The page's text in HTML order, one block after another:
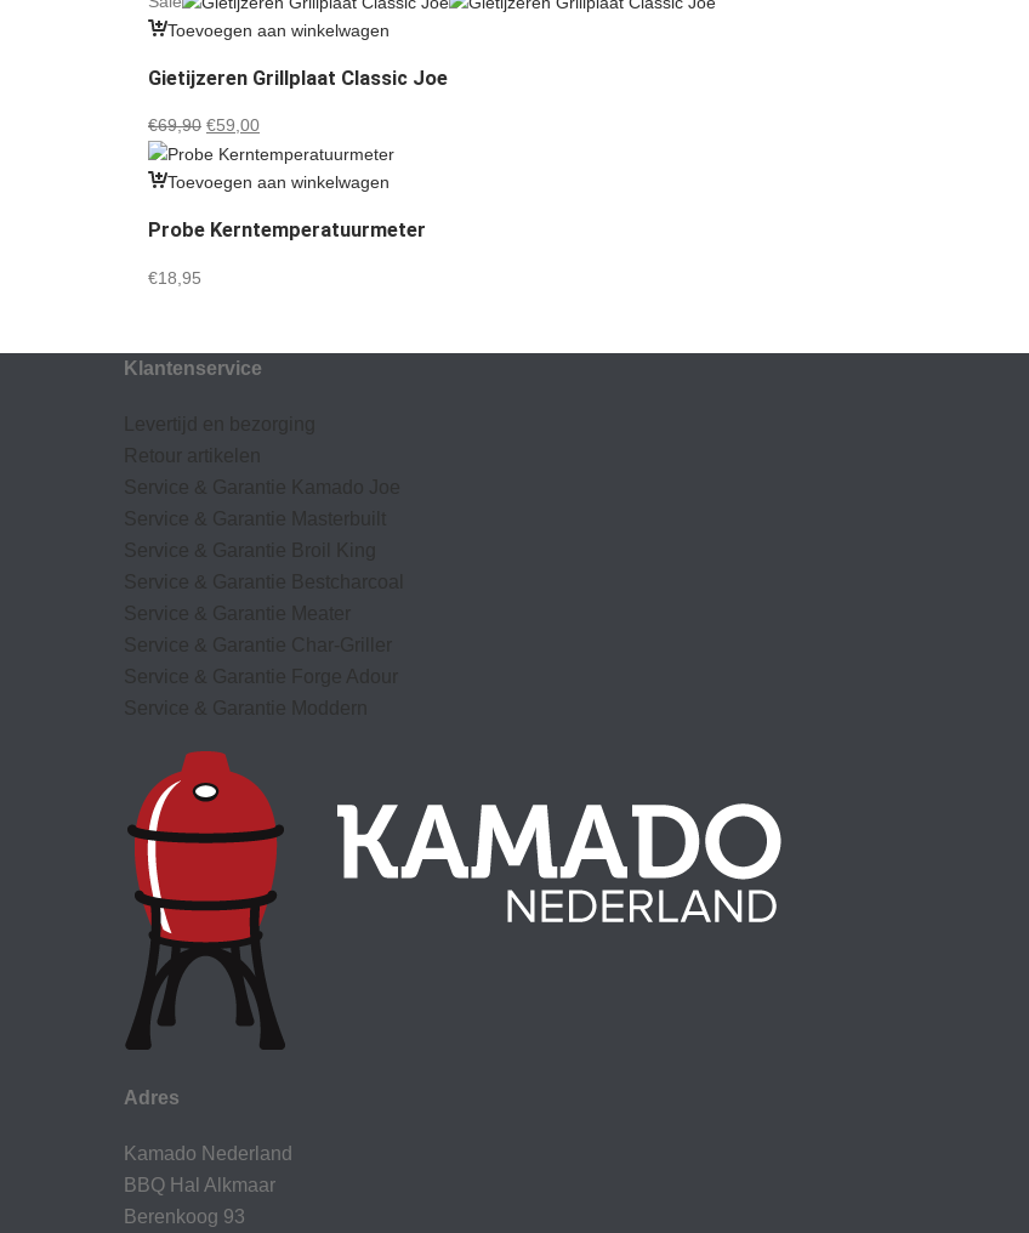
was:
is:
Toevoegen aan winkelwagen
Gietijzeren Grillplaat Classic Joe
€69,90 Oorspronkelijke
prijs
was:
€59,00Huidige
prijs
is:
Toevoegen aan winkelwagen
Probe Kerntemperatuurmeter
€18,95
Klantenservice
Levertijd en bezorging
Retour artikelen
Service & Garantie Kamado Joe
Service & Garantie Masterbuilt
Service & Garantie Broil King
Service & Garantie Bestcharcoal
Service & Garantie Meater
Service & Garantie Char-Griller
Service & Garantie Forge Adour
Service & Garantie Moddern
Adres
Kamado Nederland
BBQ Hal Alkmaar
Berenkoog 93